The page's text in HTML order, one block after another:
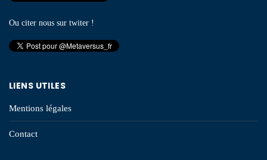
Ou citer nous sur twiter !
LIENS UTILES
Mentions légales
Contact